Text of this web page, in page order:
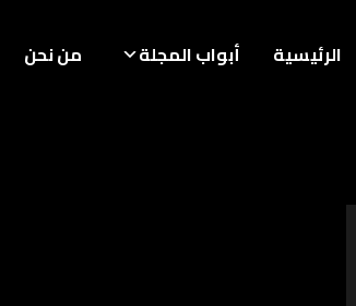
الرئيسية أبواب المجلة من نحن